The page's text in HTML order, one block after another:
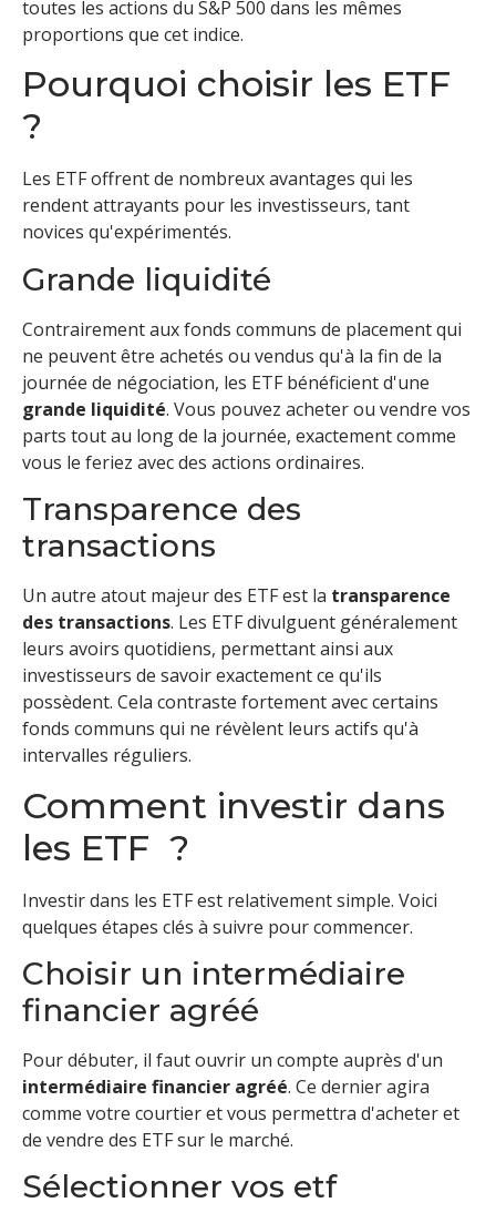
toutes les actions du S&P 500 dans les mêmes
proportions que cet indice.
Pourquoi choisir les ETF
?
Les ETF offrent de nombreux avantages qui les
rendent attrayants pour les investisseurs, tant
novices qu'expérimentés.
Grande liquidité
Contrairement aux fonds communs de placement qui
ne peuvent être achetés ou vendus qu'à la fin de la
journée de négociation, les ETF bénéficient d'une
grande liquidité. Vous pouvez acheter ou vendre vos
parts tout au long de la journée, exactement comme
vous le feriez avec des actions ordinaires.
Transparence des
transactions
Un autre atout majeur des ETF est la transparence
des transactions. Les ETF divulguent généralement
leurs avoirs quotidiens, permettant ainsi aux
investisseurs de savoir exactement ce qu'ils
possèdent. Cela contraste fortement avec certains
fonds communs qui ne révèlent leurs actifs qu'à
intervalles réguliers.
Comment investir dans
les ETF ?
Investir dans les ETF est relativement simple. Voici
quelques étapes clés à suivre pour commencer.
Choisir un intermédiaire
financier agréé
Pour débuter, il faut ouvrir un compte auprès d'un
intermédiaire financier agréé. Ce dernier agira
comme votre courtier et vous permettra d'acheter et
de vendre des ETF sur le marché.
Sélectionner vos etf